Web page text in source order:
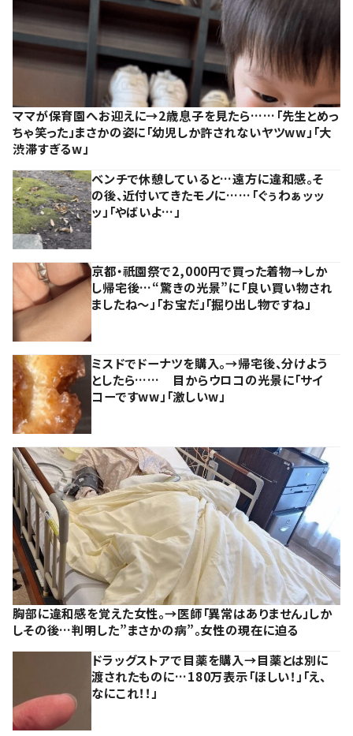
ママが保育園へお迎えに→2歳息子を見たら……「先生とめっ
ちゃ笑った」まさかの姿に「幼児しか許されないヤツww」「大
渋滞すぎるw」
ベンチで休憩していると…遠方に違和感。そ
の後、近付いてきたモノに……「ぐぅわぁッッ
ッ」「やばいよ…」
京都・祇園祭で2,000円で買った着物→しか
し帰宅後…“驚きの光景”に「良い買い物され
ましたね～」「お宝だ」「掘り出し物ですね」
ミスドでドーナツを購入。→帰宅後、分けよう
としたら…… 目からウロコの光景に「サイ
コーですww」「激しいw」
胸部に違和感を覚えた女性。→医師「異常はありません」しか
しその後…判明した”まさかの病”。女性の現在に迫る
ドラッグストアで目薬を購入→目薬とは別に
渡されたものに…180万表示「ほしい！」「え、
なにこれ！！」